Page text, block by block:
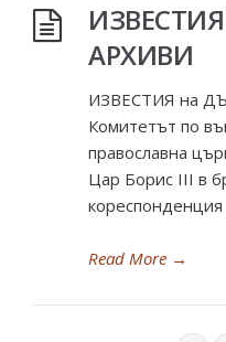
АРХИВИ
ИЗВЕСТИЯ на
Комитетът по
православна
Цар Борис III в
Read More →